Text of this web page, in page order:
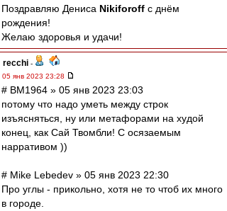
Поздравляю Дениса Nikiforoff с днём
рождения!
Желаю здоровья и удачи!
recchi -
05 янв 2023 23:28
# BM1964 » 05 янв 2023 23:03
потому что надо уметь между строк
изъясняться, ну или метафорами на худой
конец, как Сай Твомбли! С осязаемым
нарративом ))
# Mike Lebedev » 05 янв 2023 22:30
Про углы - прикольно, хотя не то чтоб их много
в городе.